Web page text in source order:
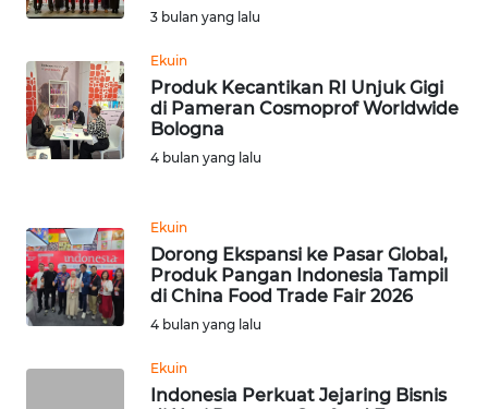
3 bulan yang lalu
Ekuin
Produk Kecantikan RI Unjuk Gigi
di Pameran Cosmoprof Worldwide
Bologna
4 bulan yang lalu
Ekuin
Dorong Ekspansi ke Pasar Global,
Produk Pangan Indonesia Tampil
di China Food Trade Fair 2026
4 bulan yang lalu
Ekuin
Indonesia Perkuat Jejaring Bisnis
WN
WN
KEPRI
WN
PAPUA
BARAT
WN